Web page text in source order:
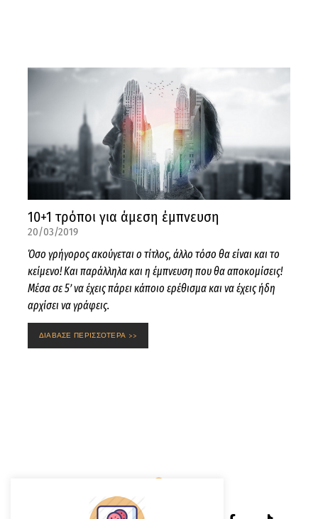
10+1 τρόποι για άμεση έμπνευση
20/03/2019
Όσο γρήγορος ακούγεται ο τίτλος, άλλο τόσο θα είναι και το
κείμενο! Και παράλληλα και η έμπνευση που θα αποκομίσεις!
Μέσα σε 5’ να έχεις πάρει κάποιο ερέθισμα και να έχεις ήδη
αρχίσει να γράφεις.
ΔΙΑΒΑΣΕ ΠΕΡΙΣΣΟΤΕΡΑ >>